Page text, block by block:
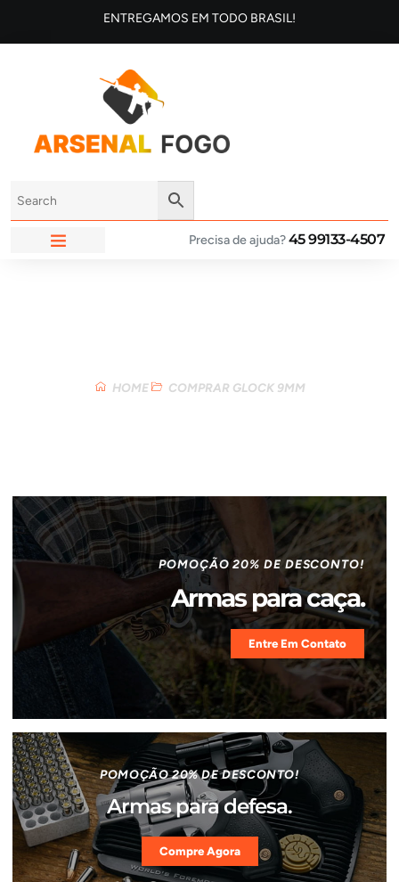
ENTREGAMOS EM TODO BRASIL!
Precisa de ajuda?45 99133-4507
HOME COMPRAR GLOCK 9MM
POMOÇÃO 20% DE DESCONTO!
Armas para caça.
Entre Em Contato
POMOÇÃO 20% DE DESCONTO!
Armas para defesa.
Compre Agora